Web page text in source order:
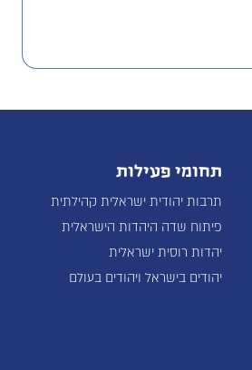
תחומי פעילות
תרבות יהודית ישראלית קהילתית
פיתוח שדה היהדות הישראלית
יהדות רוסית ישראלית
יהודים בישראל ויהודים בעולם